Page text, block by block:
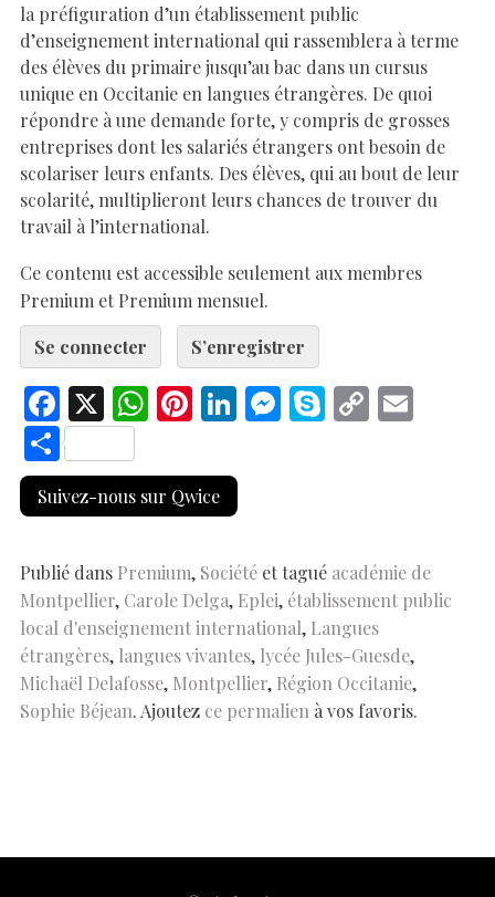
la préfiguration d’un établissement public
d’enseignement international qui rassemblera à terme
des élèves du primaire jusqu’au bac dans un cursus
unique en Occitanie en langues étrangères. De quoi
répondre à une demande forte, y compris de grosses
entreprises dont les salariés étrangers ont besoin de
scolariser leurs enfants. Des élèves, qui au bout de leur
scolarité, multiplieront leurs chances de trouver du
travail à l’international.
Ce contenu est accessible seulement aux membres
Premium et Premium mensuel.
Se connecter
S’enregistrer
F
ac
e
b
o
k
X W
at
s
p
p
Pi
er
es
Li
k
e
n
M
er
S C
n
k
S
h
ar
Suivez-nous sur Qwice
Publié dans Premium, Société et tagué académie de
Montpellier, Carole Delga, Eplei, établissement public
local d'enseignement international, Langues
étrangères, langues vivantes, lycée Jules-Guesde,
Michaël Delafosse, Montpellier, Région Occitanie,
Sophie Béjean. Ajoutez ce permalien à vos favoris.